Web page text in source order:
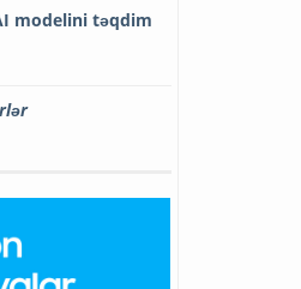
modelini təqdim